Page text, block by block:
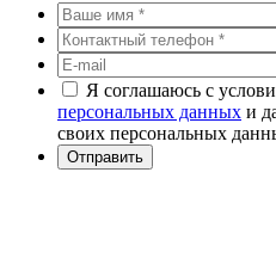
Я соглашаюсь с
персональных данных и
своих персональных